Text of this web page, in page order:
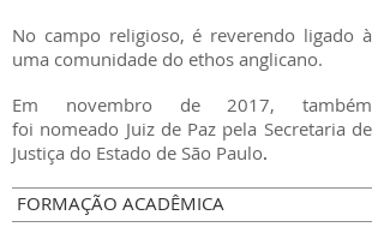
No campo religioso, é reverendo ligado à
uma comunidade do ethos anglicano.
Em novembro de 2017, também
foi nomeado Juiz de Paz pela Secretaria de
Justiça do Estado de São Paulo.
FORMAÇÃO ACADÊMICA